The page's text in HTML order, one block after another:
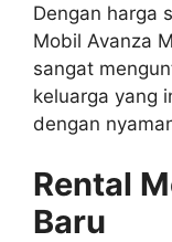
Dengan harga
Mobil Avanza
sangat
keluarga yang
dengan
Rental
Baru